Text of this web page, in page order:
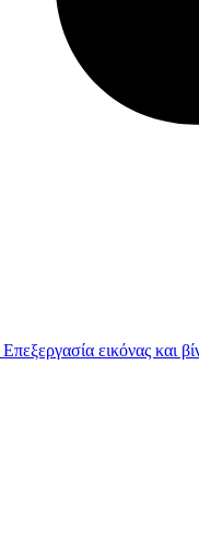
Επεξεργασία εικόνας και